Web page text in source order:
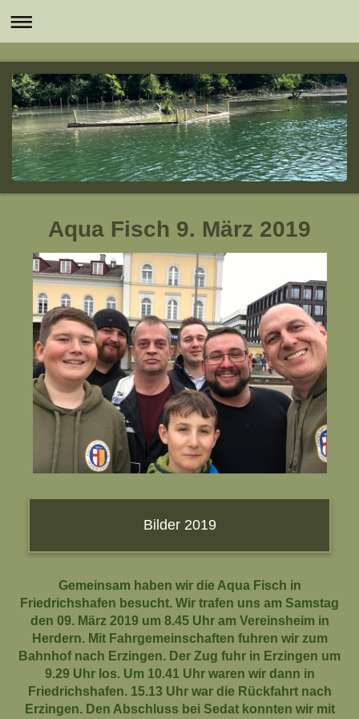
Aqua Fisch 9. März 2019
Bilder 2019
Gemeinsam haben wir die Aqua Fisch in
Friedrichshafen besucht. Wir trafen uns am Samstag
den 09. März 2019 um 8.45 Uhr am Vereinsheim in
Herdern. Mit Fahrgemeinschaften fuhren wir zum
Bahnhof nach Erzingen. Der Zug fuhr in Erzingen um
9.29 Uhr los. Um 10.41 Uhr waren wir dann in
Friedrichshafen. 15.13 Uhr war die Rückfahrt nach
Erzingen. Den Abschluss bei Sedat konnten wir mit